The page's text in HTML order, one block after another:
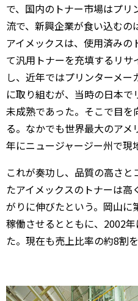
で、国内のトナー市場はプリ
流で、新興企業が食い込むの
アイメックスは、使用済みの
て汎用トナーを充填するリ
し、近年ではプリンターメ
に取り組むが、当時の日本
未成熟であった。そこで目
る。なかでも世界最大のア
年にニュージャージー州で現
これが奏功し、品質の高さ
たアイメックスのトナーは
がりに伸びたという。岡山に
稼働させるとともに、2002
た。現在も売上比率の約8割